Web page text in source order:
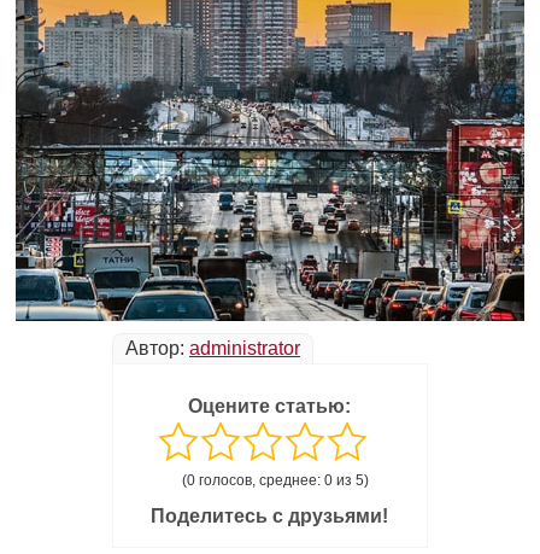
Автор: administrator
Оцените статью:
(0 голосов, среднее: 0 из 5)
Поделитесь с друзьями!